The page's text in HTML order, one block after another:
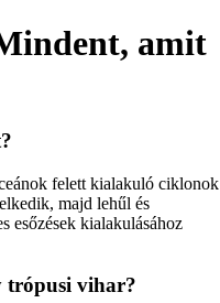
amit
felett kialakuló ciklonok
majd lehűl és
esőzések kialakulásához
trópusi vihar?